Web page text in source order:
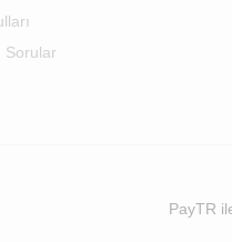
Sorular
PayTR